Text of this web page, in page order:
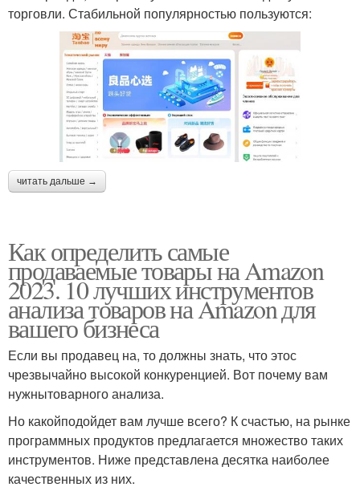
торговли. Стабильной популярностью пользуются:
читать дальше →
Как определить самые
продаваемые товары на Amazon
2023. 10 лучших инструментов
анализа товаров на Amazon для
вашего бизнеса
Если вы продавец на, то должны знать, что этос
чрезвычайно высокой конкуренцией. Вот почему вам
нужнытоварного анализа.
Но какойподойдет вам лучше всего? К счастью, на рынке
программных продуктов предлагается множество таких
инструментов. Ниже представлена десятка наиболее
качественных из них.